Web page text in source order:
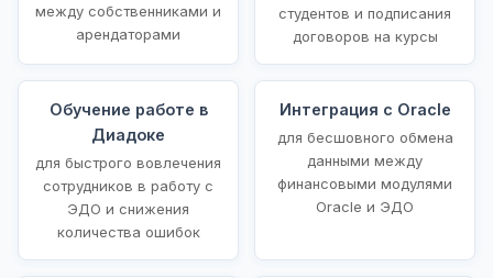
между собственниками и
арендаторами
студентов и подписания
договоров на курсы
Обучение работе в
Диадоке
для быстрого вовлечения
сотрудников в работу с
ЭДО и снижения
количества ошибок
Интеграция с Oracle
для бесшовного обмена
данными между
финансовыми модулями
Oracle и ЭДО